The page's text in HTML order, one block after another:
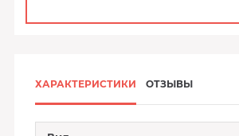
ХАРАКТЕРИСТИКИ ОТЗЫВЫ